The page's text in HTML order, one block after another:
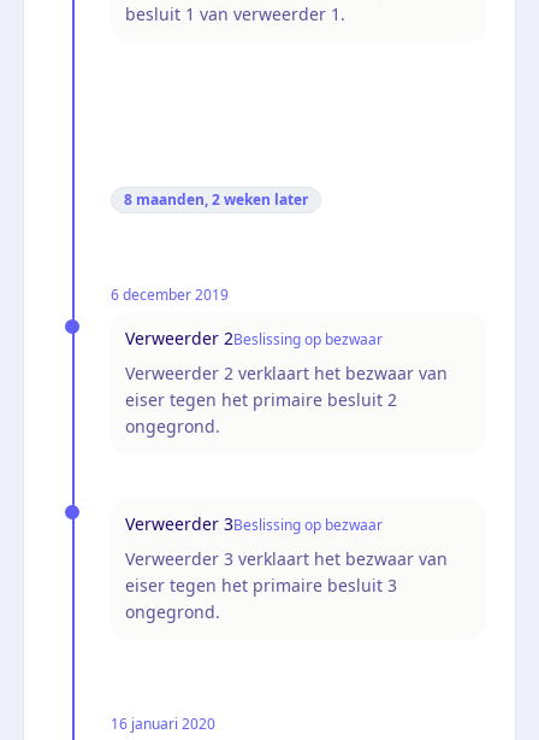
besluit 1 van verweerder 1.
8 maanden, 2 weken later
6 december 2019
Verweerder 2Beslissing op bezwaar
Verweerder 2 verklaart het bezwaar van
eiser tegen het primaire besluit 2
ongegrond.
Verweerder 3Beslissing op bezwaar
Verweerder 3 verklaart het bezwaar van
eiser tegen het primaire besluit 3
ongegrond.
16 januari 2020